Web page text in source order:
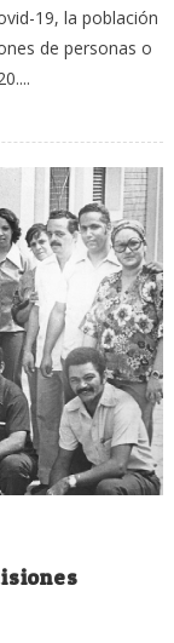
19, la población
de personas o